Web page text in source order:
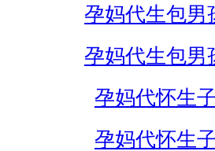
孕妈代生包男
孕妈代生包男
孕妈代怀生
孕妈代怀生